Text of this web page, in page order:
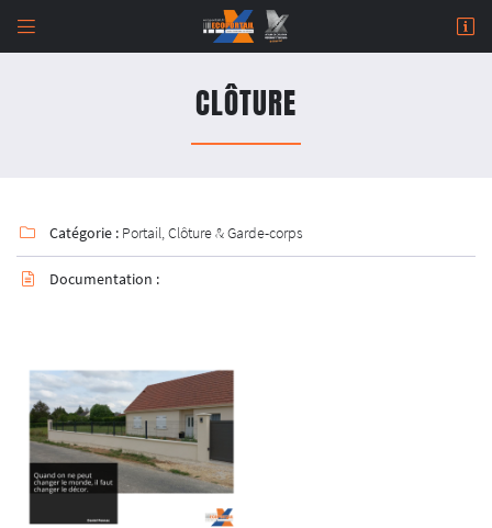
 
 Newsletter à recevoir
En cochant cette case, vous consentez à recevoir nos propositions commerciales à l'adresse
email indiqué ci-dessus. Vous pouvez vous désinscrire à tout moment en utilisant
formulaire de désinscription.
INSCRIPTION
CLÔTURE
 Catégorie : Portail, Clôture & Garde-corps
 Documentation :